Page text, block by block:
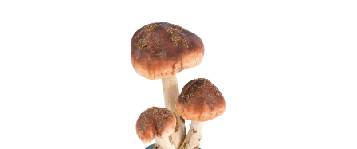
Bildergalerie überspringen